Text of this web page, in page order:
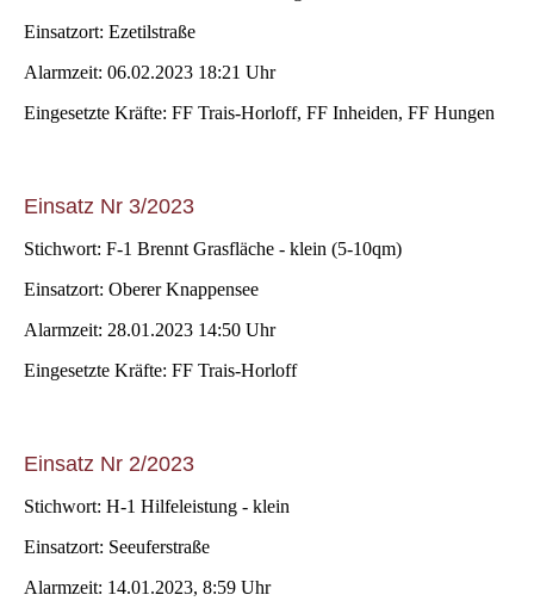
Einsatzort: Ezetilstraße
Alarmzeit: 06.02.2023 18:21 Uhr
Eingesetzte Kräfte: FF Trais-Horloff, FF Inheiden, FF Hungen
Einsatz Nr 3/2023
Stichwort: F-1 Brennt Grasfläche - klein (5-10qm)
Einsatzort: Oberer Knappensee
Alarmzeit: 28.01.2023 14:50 Uhr
Eingesetzte Kräfte: FF Trais-Horloff
Einsatz Nr 2/2023
Stichwort: H-1 Hilfeleistung - klein
Einsatzort: Seeuferstraße
Alarmzeit: 14.01.2023, 8:59 Uhr